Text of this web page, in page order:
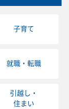
子育て
就職・転職
引越し・
住まい